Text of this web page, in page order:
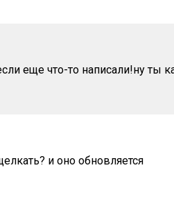
еще что-то написали!ну ты
и оно обновляется